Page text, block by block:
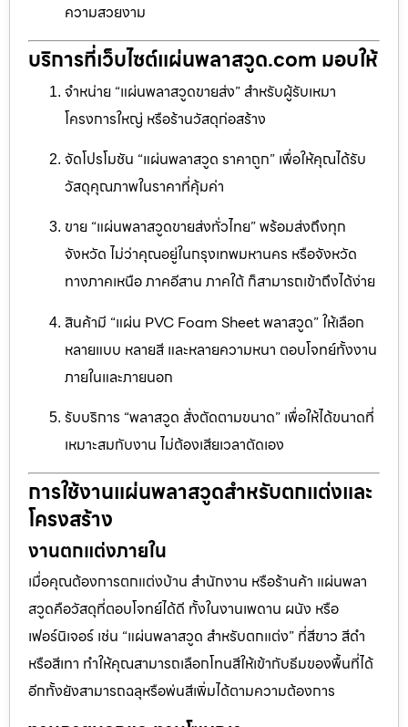
ความสวยงาม
บริการที่เว็บไซต์แผ่นพลาสวูด.com มอบให้
จำหน่าย “แผ่นพลาสวูดขายส่ง” สำหรับผู้รับเหมา
โครงการใหญ่ หรือร้านวัสดุก่อสร้าง
จัดโปรโมชัน “แผ่นพลาสวูด ราคาถูก” เพื่อให้คุณได้รับ
วัสดุคุณภาพในราคาที่คุ้มค่า
ขาย “แผ่นพลาสวูดขายส่งทั่วไทย” พร้อมส่งถึงทุก
จังหวัด ไม่ว่าคุณอยู่ในกรุงเทพมหานคร หรือจังหวัด
ทางภาคเหนือ ภาคอีสาน ภาคใต้ ก็สามารถเข้าถึงได้ง่าย
สินค้ามี “แผ่น PVC Foam Sheet พลาสวูด” ให้เลือก
หลายแบบ หลายสี และหลายความหนา ตอบโจทย์ทั้งงาน
ภายในและภายนอก
รับบริการ “พลาสวูด สั่งตัดตามขนาด” เพื่อให้ได้ขนาดที่
เหมาะสมกับงาน ไม่ต้องเสียเวลาตัดเอง
การใช้งานแผ่นพลาสวูดสำหรับตกแต่งและ
โครงสร้าง
งานตกแต่งภายใน
เมื่อคุณต้องการตกแต่งบ้าน สำนักงาน หรือร้านค้า แผ่นพลา
สวูดคือวัสดุที่ตอบโจทย์ได้ดี ทั้งในงานเพดาน ผนัง หรือ
เฟอร์นิเจอร์ เช่น “แผ่นพลาสวูด สำหรับตกแต่ง” ที่สีขาว สีดำ
หรือสีเทา ทำให้คุณสามารถเลือกโทนสีให้เข้ากับธีมของพื้นที่ได้
อีกทั้งยังสามารถฉลุหรือพ่นสีเพิ่มได้ตามความต้องการ